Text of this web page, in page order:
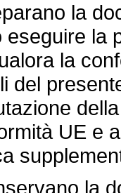
la
la
la
del
UE e
la